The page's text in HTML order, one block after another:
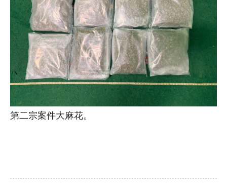
第二宗案件大麻花。